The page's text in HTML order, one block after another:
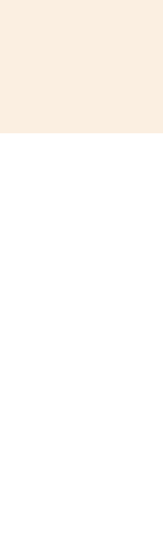
彦根観